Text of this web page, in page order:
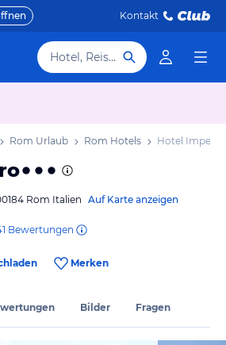
Kontakt
Hotel, Reiseziel
Rom Urlaub Rom Hotels Hotel Impero
Rom Italien Auf Karte anzeigen
Bewertungen
Merken
Bilder Fragen